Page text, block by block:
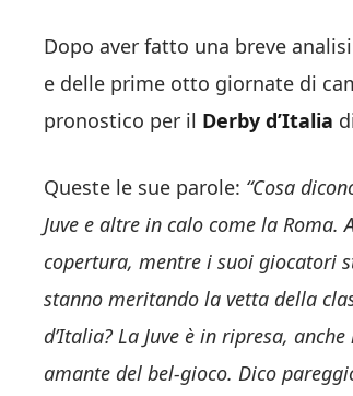
Dopo aver fatto una breve
e delle prime otto giornate di
pronostico per il Derby d’Italia
Queste le sue parole: “Cosa
Juve e altre in calo come la
copertura, mentre i suoi giocatori
stanno meritando la vetta della
d’Italia? La Juve è in ripresa,
amante del bel-gioco. Dico